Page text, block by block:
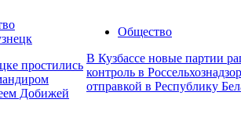
простились
Добижей
Общество
В Кузбассе новые партии
контроль в
отправкой в Республику